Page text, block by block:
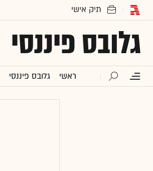
גלובס פיננסי
ראשי גלובס פיננסי